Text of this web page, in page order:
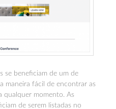
se beneficiam de um de
maneira fácil de encontrar as
qualquer momento. As
de serem listadas no